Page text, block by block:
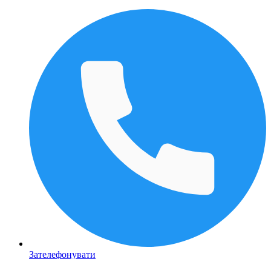
Зателефонувати